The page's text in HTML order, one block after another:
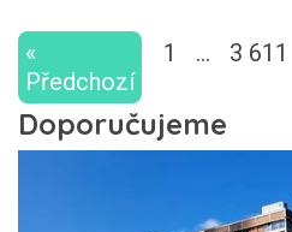
«
Předchozí
1 … 3 611